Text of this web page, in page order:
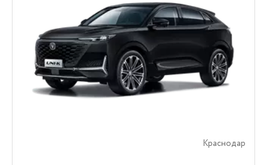
Краснодар